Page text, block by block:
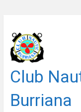
contenido
Club
Burriana